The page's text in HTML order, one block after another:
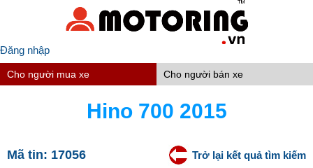
Đăng nhập
Cho người mua xe Cho người bán xe
Hino 700 2015
Mã tin: 17056 Trở lại kết quả tìm kiếm